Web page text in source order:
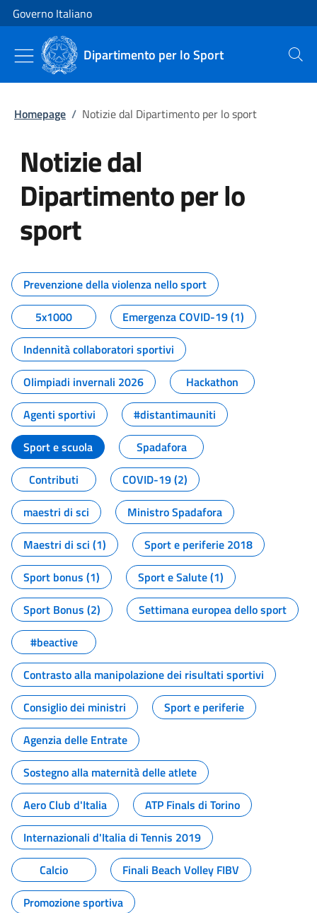
Vai al contenuto
Vai alla navigazione del sito
Governo Italiano
Dipartimento per lo Sport Cerca
Homepage / Notizie dal Dipartimento per lo sport
Notizie dal
Dipartimento per lo
sport
Tutti i contenuti della pagina
Prevenzione della violenza nello sport
5x1000
Emergenza COVID-19 (1)
Indennità collaboratori sportivi
Olimpiadi invernali 2026
Hackathon
Agenti sportivi
#distantimauniti
Sport e scuola
Spadafora
Contributi
COVID-19 (2)
maestri di sci
Ministro Spadafora
Maestri di sci (1)
Sport e periferie 2018
Sport bonus (1)
Sport e Salute (1)
Sport Bonus (2)
Settimana europea dello sport
#beactive
Contrasto alla manipolazione dei risultati sportivi
Consiglio dei ministri
Sport e periferie
Agenzia delle Entrate
Sostegno alla maternità delle atlete
Aero Club d'Italia
ATP Finals di Torino
Internazionali d'Italia di Tennis 2019
Calcio
Finali Beach Volley FIBV
Promozione sportiva